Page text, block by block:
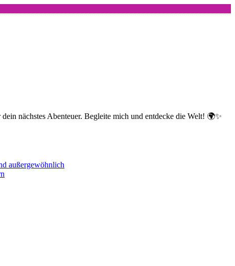
nächstes Abenteuer. Begleite mich und entdecke die Welt! 🌍✨
außergewöhnlich